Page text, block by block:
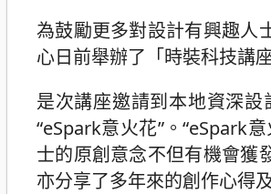
為鼓勵更多對設計有興趣人
心日前舉辦了「時裝科技講
是次講座邀請到本地資深
“eSpark意火花”。“eSpark
士的原創意念不但有機會獲
亦分享了多年來的創作心得